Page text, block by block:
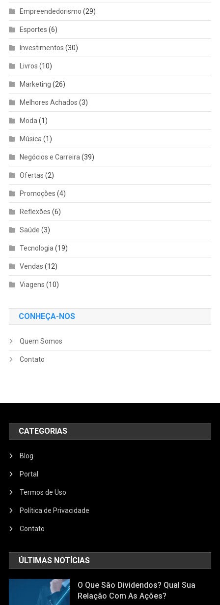
Empreendedorismo (29)
Esportes (6)
Investimentos (30)
Livros (10)
Marketing (26)
Melhores Achados (3)
Moda (1)
Música (1)
Negócios e Carreira (39)
Ofertas (2)
Promoções (4)
Reflexões (6)
Saúde (3)
Tecnologia (19)
Vendas (12)
Viagens (10)
CONHEÇA-NOS
Quem Somos
Contato
CATEGORIAS
Blog
Portal
Termos de Uso
Política de Privacidade
Contato
ÚLTIMAS NOTÍCIAS
O Que São Dividendos? Qual Sua
Relação Com As Ações?